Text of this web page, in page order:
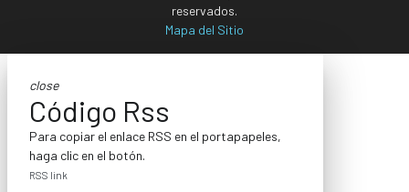
reservados.
Mapa del Sitio
close
Código Rss
Para copiar el enlace RSS en el portapapeles,
haga clic en el botón.
RSS link